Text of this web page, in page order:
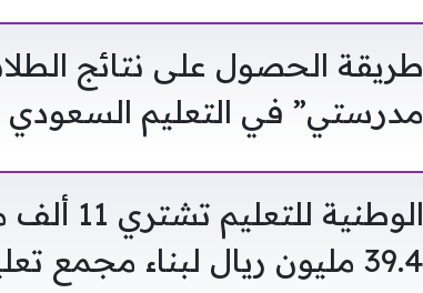
طريقة الحصول على نتائج
مدرستي” في التعليم السعودي
39.4 مليون ريال لبناء